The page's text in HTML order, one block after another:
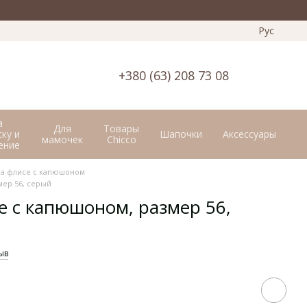
Рус
+380 (63) 208 73 08
и
Для
мамочек
Товары
Chicco
Шапочки Аксессуары
флисе с капюшоном
56, серый
с капюшоном, размер 56,